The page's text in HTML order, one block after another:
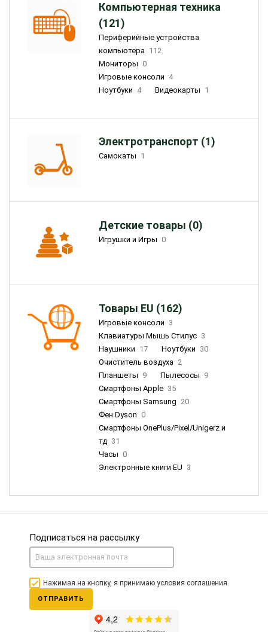
Компьютерная техника
(121)
Периферийные устройства
компьютера 112
Мониторы 0
Игровые консоли 4
Ноутбуки 4 Видеокарты 1
Электротранспорт (1)
Самокаты 1
Детские товары (0)
Игрушки и Игры 0
Товары EU (162)
Игровые консоли 3
Клавиатуры Мышь Стилус 3
Наушники 17 Ноутбуки 30
Очиститель воздуха 2
Планшеты 9 Пылесосы 9
Смартфоны Apple 35
Смартфоны Samsung 20
Фен Dyson 0
Смартфоны OnePlus/Pixel/Unigerz и
тд 31
Часы 0
Электронные книги EU 3
Подписаться на рассылку
Нажимая на кнопку, я принимаю условия соглашения.
ОТПРАВИТЬ